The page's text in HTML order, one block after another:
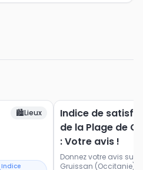
🏙️Lieux
Indice
Indice de
de la Plage de
: Votre avis !
Donnez votre avis sur
Gruissan (Occitanie).